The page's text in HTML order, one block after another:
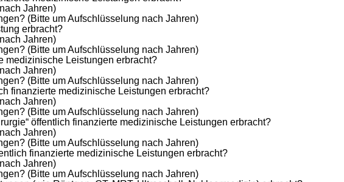
Jahren)
(Bitte um Aufschlüsselung nach Jahren)
erbracht?
Jahren)
(Bitte um Aufschlüsselung nach Jahren)
medizinische Leistungen erbracht?
Jahren)
(Bitte um Aufschlüsselung nach Jahren)
finanzierte medizinische Leistungen erbracht?
Jahren)
(Bitte um Aufschlüsselung nach Jahren)
öffentlich finanzierte medizinische Leistungen erbracht?
Jahren)
(Bitte um Aufschlüsselung nach Jahren)
finanzierte medizinische Leistungen erbracht?
Jahren)
(Bitte um Aufschlüsselung nach Jahren)